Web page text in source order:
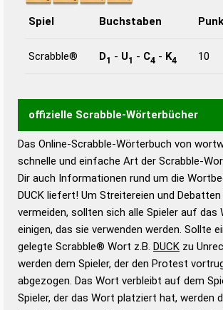
Spiel Buchstaben
Scrabble® D1 - U1 - C4 - K4 10
offizielle Scrabble-Wörterbücher
Wortwurzel liefert mit Hilfe eines
Wortanalyse-Algorithmus gute
Wortbedeutung, Worttrennung und
Gültigkeit eines Wortes für das
bestimmen!
zugelassene Turnier Scrabble-
Wörterbücher sind:
Duden –
Duden – Richtiges
Das Online-Scrabble-Wörterbuch von
schnelle und einfache Art der Scrabble-
Dir auch Informationen rund um die
DUCK liefert! Um Streitereien und Debatten
vermeiden, sollten sich alle Spieler auf das
einigen, das sie verwenden werden. Sollte
gelegte Scrabble® Wort z.B. DUCK zu
werden dem Spieler, der den Protest
abgezogen. Das Wort verbleibt auf dem
Spieler, der das Wort platziert hat, werden